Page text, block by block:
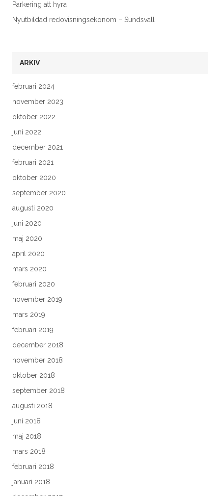
Parkering att hyra
Nyutbildad redovisningsekonom – Sundsvall
ARKIV
februari 2024
november 2023
oktober 2022
juni 2022
december 2021
februari 2021
oktober 2020
september 2020
augusti 2020
juni 2020
maj 2020
april 2020
mars 2020
februari 2020
november 2019
mars 2019
februari 2019
december 2018
november 2018
oktober 2018
september 2018
augusti 2018
juni 2018
maj 2018
mars 2018
februari 2018
januari 2018